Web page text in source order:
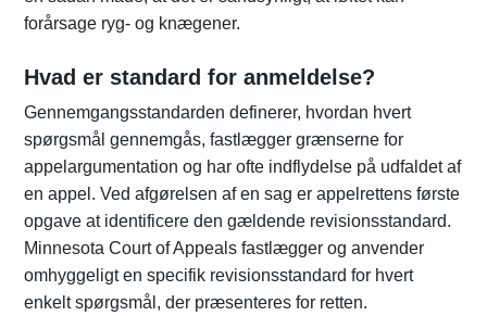
forårsage ryg- og knægener.
Hvad er standard for anmeldelse?
Gennemgangsstandarden definerer, hvordan hvert
spørgsmål gennemgås, fastlægger grænserne for
appelargumentation og har ofte indflydelse på udfaldet af
en appel. Ved afgørelsen af en sag er appelrettens første
opgave at identificere den gældende revisionsstandard.
Minnesota Court of Appeals fastlægger og anvender
omhyggeligt en specifik revisionsstandard for hvert
enkelt spørgsmål, der præsenteres for retten.